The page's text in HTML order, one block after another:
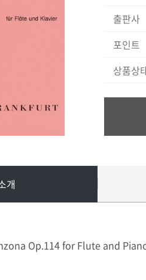
출판사
포인트
상품상
개
Op.114 for Flute and